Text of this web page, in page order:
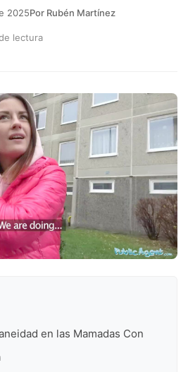
2025Por Rubén Martínez
lectura
en las Mamadas Con